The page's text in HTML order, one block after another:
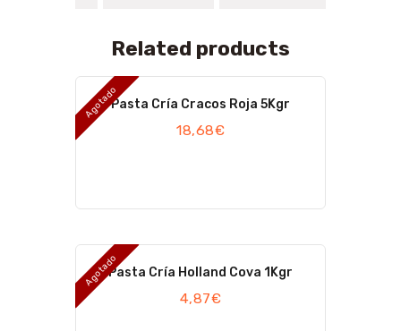
Related products
AgotadoPasta Cría Cracos Roja 5Kgr
18,68€
AgotadoPasta Cría Holland Cova 1Kgr
4,87€